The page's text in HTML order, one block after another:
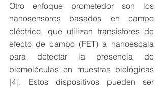
Otro enfoque prometedor son los
nanosensores basados en campo
eléctrico, que utilizan transistores de
efecto de campo (FET) a nanoescala
para detectar la presencia de
biomoléculas en muestras biológicas
[4]. Estos dispositivos pueden ser